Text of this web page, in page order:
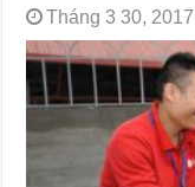
Tháng 3 30, 2017